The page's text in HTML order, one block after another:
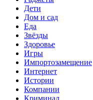
Дети
Дом и сад
Еда
Звёзды
Здоровье
Игры
Импортозамещение
Интернет
Истории
Компании
Криминал